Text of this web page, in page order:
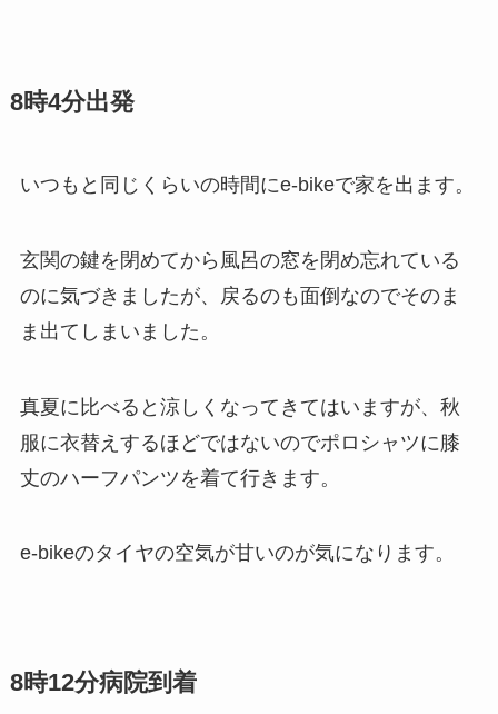
8時4分出発
いつもと同じくらいの時間にe-bikeで家を出ます。
玄関の鍵を閉めてから風呂の窓を閉め忘れている
のに気づきましたが、戻るのも面倒なのでそのま
ま出てしまいました。
真夏に比べると涼しくなってきてはいますが、秋
服に衣替えするほどではないのでポロシャツに膝
丈のハーフパンツを着て行きます。
e-bikeのタイヤの空気が甘いのが気になります。
8時12分病院到着